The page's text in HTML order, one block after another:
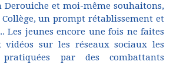
Derouiche et moi-même souhaitons,
un prompt rétablissement et
Les jeunes encore une fois ne faites
vidéos sur les réseaux sociaux les
par des combattants